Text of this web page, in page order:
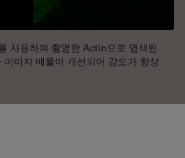
사용하여 촬영한 Actin으로 염색된
미지 배율이 개선되어 감도가 향상